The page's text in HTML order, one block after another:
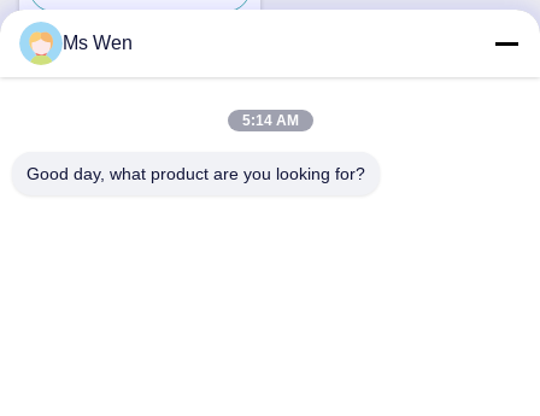
पता
Ms Wen
5:14 AM
Good day, what product are you looking for?